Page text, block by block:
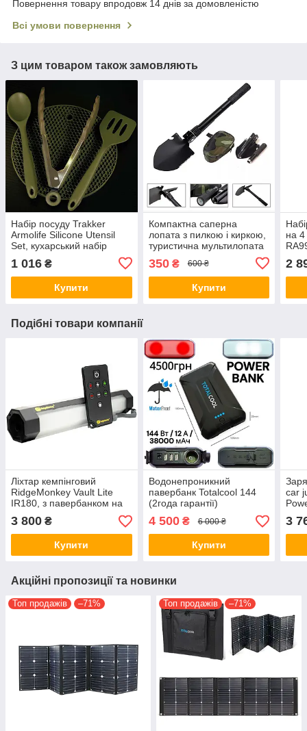
Повернення товару впродовж 14 днів за домовленістю
Всі умови повернення
З цим товаром також замовляють
Набір посуду Trakker
Armolife Silicone Utensil
Set, кухарський набір
Trakker
1 016 ₴
Купити
Компактна саперна
лопата з пилкою і киркою,
туристична мультилопата
350₴ 600 ₴
Купити
на
2
Подібні товари компанії
Ліхтар кемпінговий
RidgeMonkey Vault Lite
IR180, з павербанком на
5200 мА·год
3 800 ₴
Купити
Водонепроникний
павербанк Totalcool 144
(2года гарантії)
38000mhA, павербанк з
ліхтарем (червоне, біле
світло)
4 500₴ 6 000 ₴
Купити
car
3
Акційні пропозиції та новинки
Топ продажів –71% Топ продажів –71%